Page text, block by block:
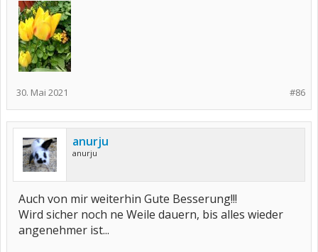
#86
30. Mai 2021
anurju
anurju
Auch von mir weiterhin Gute Besserung!!!
Wird sicher noch ne Weile dauern, bis alles wieder
angenehmer ist...